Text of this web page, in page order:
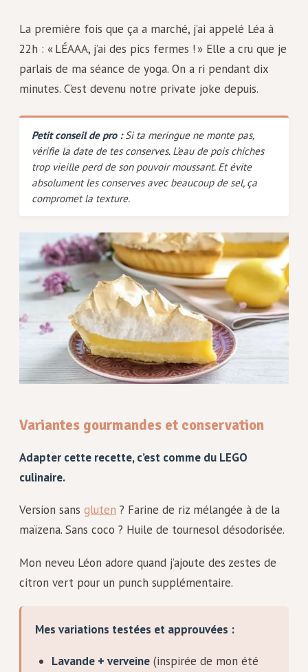
La première fois que ça a marché, j’ai appelé Léa à
22h : « LÉAAA, j’ai des pics fermes ! » Elle a cru que je
parlais de ma séance de yoga. On a ri pendant dix
minutes. C’est devenu notre private joke depuis.
Petit conseil de pro :Si ta meringue ne monte pas,
vérifie la date de tes conserves. L’eau de pois chiches
trop vieille perd de son pouvoir moussant. Et évite
absolument les conserves avec beaucoup de sel, ça
compromet la texture.
Variantes gourmandes et conservation
Adapter cette recette, c’est comme du LEGO
culinaire.
Version sans gluten ? Farine de riz mélangée à de la
maïzena. Sans coco ? Huile de tournesol désodorisée.
Mon neveu Léon adore quand j’ajoute des zestes de
citron vert pour un punch supplémentaire.
Mes variations testées et approuvées :
Lavande + verveine(inspirée de mon été